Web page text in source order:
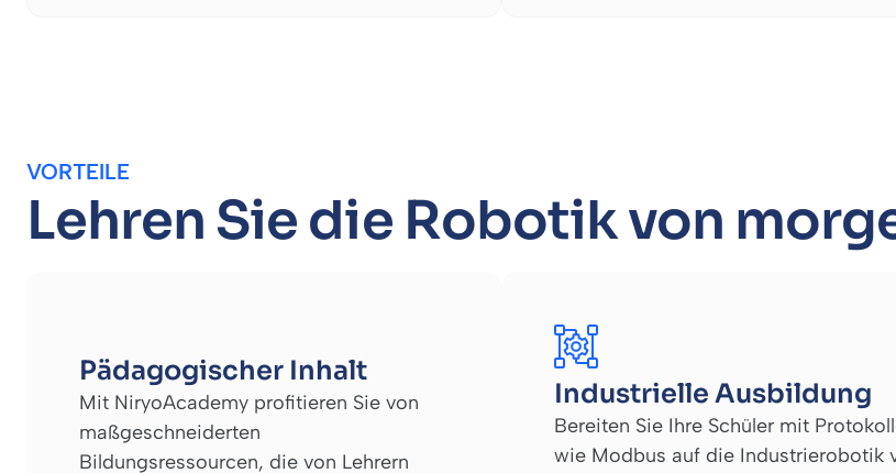
VORTEILE
Lehren Sie die Robotik von
Pädagogischer Inhalt
Mit NiryoAcademy profitieren Sie von
maßgeschneiderten
Bildungsressourcen, die von Lehrern
Industrielle Ausbildung
Bereiten Sie Ihre Schüler mit
wie Modbus auf die Industrierobotik